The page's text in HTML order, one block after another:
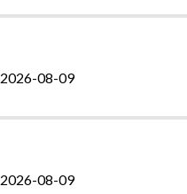
2026-08-09
2026-08-09